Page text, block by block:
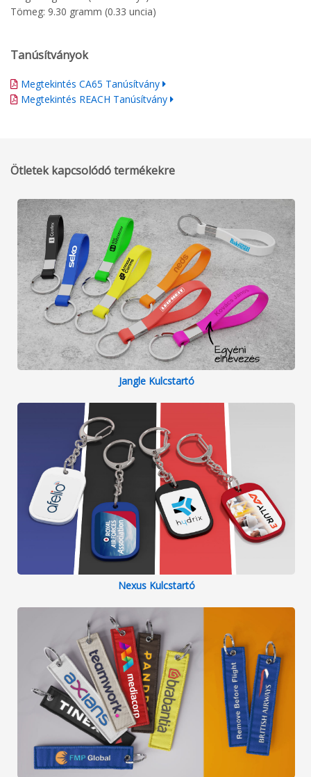
Tömeg: 9.30 gramm (0.33 uncia)
Tanúsítványok
Megtekintés CA65 Tanúsítvány
Megtekintés REACH Tanúsítvány
Ötletek kapcsolódó termékekre
Jangle Kulcstartó
Nexus Kulcstartó